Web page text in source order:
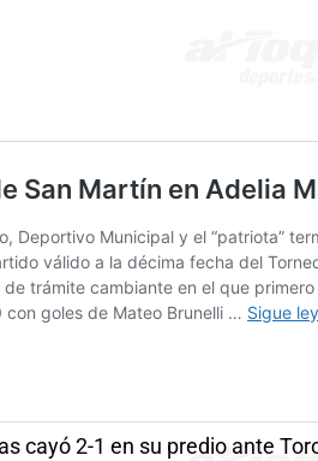
cayó 2-1 en su predio ante